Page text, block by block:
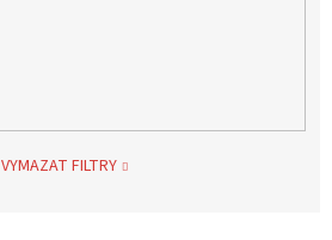
VYMAZAT FILTRY